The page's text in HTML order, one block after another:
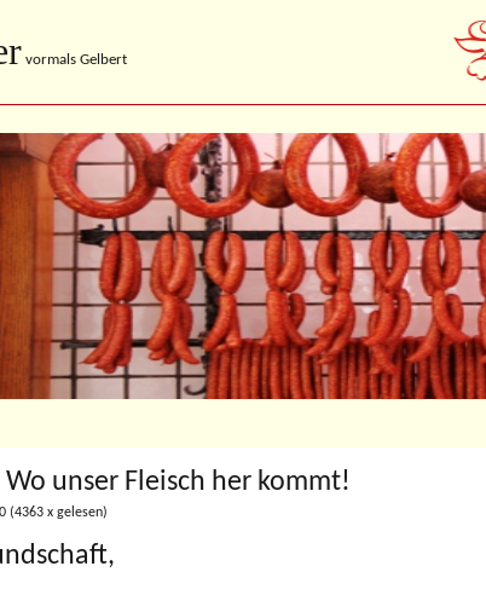
vormals Gelbert
Wo unser Fleisch her kommt!
(4363 x gelesen)